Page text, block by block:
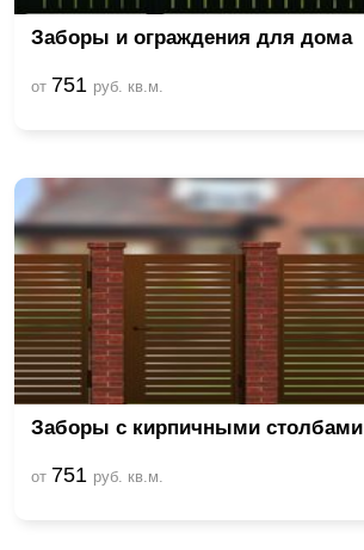
Заборы и ограждения для дома
от 751 руб. кв.м.
Заборы с кирпичными столбами
от 751 руб. кв.м.